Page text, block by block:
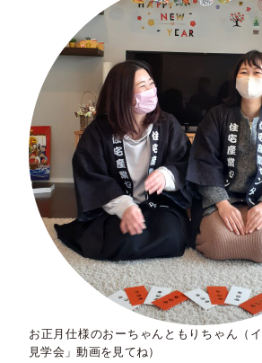
お正月仕様のおーちゃんともりちゃん（
見学会」動画を見てね）